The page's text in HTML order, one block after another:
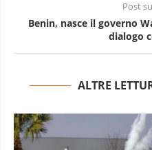
Post
Benin, nasce il governo
dialogo
ALTRE